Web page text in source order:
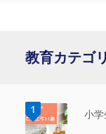
教育カテゴ
小学